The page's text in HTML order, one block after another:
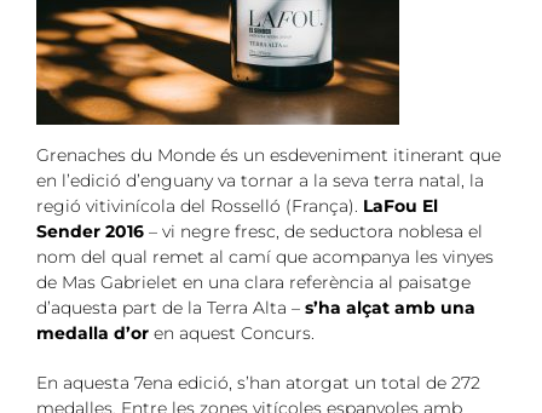
Grenaches du Monde és un esdeveniment itinerant que
en l’edició d’enguany va tornar a la seva terra natal, la
regió vitivinícola del Rosselló (França). LaFou El
Sender 2016 – vi negre fresc, de seductora noblesa el
nom del qual remet al camí que acompanya les vinyes
de Mas Gabrielet en una clara referència al paisatge
d’aquesta part de la Terra Alta – s’ha alçat amb una
medalla d’or en aquest Concurs.
En aquesta 7ena edició, s’han atorgat un total de 272
medalles. Entre les zones vitícoles espanyoles amb